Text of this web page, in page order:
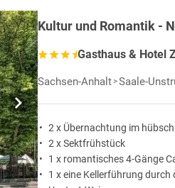
Kultur und Romantik -
Gasthaus & Hotel
Sachsen-Anhalt Saale-
2 x Übernachtung im
2 x Sektfrühstück
1 x romantisches 4-Gänge
1 x eine Kellerführung durch